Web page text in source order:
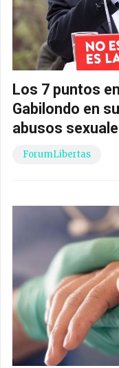
Los 7 puntos
Gabilondo en
abusos
ForumLibertas